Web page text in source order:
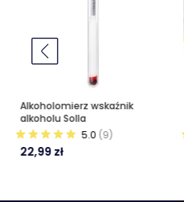
Alkoholomierz wskaźnik
alkoholu Solla
5.0 (9)
22,99 zł